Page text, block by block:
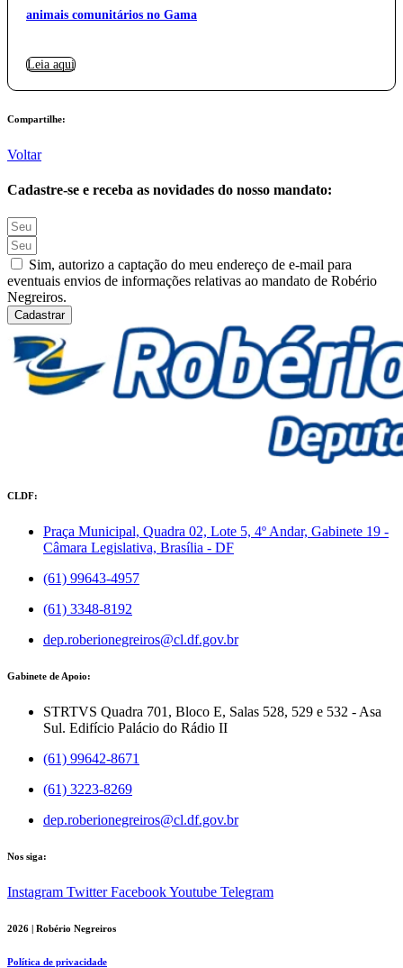
animais comunitários no Gama
Leia aqui
Compartilhe:
Voltar
Cadastre-se e receba as novidades do nosso mandato:
Sim, autorizo a captação do meu endereço de e-mail para
eventuais envios de informações relativas ao mandato de Robério
Negreiros.
Cadastrar
CLDF:
Praça Municipal, Quadra 02, Lote 5, 4º Andar, Gabinete 19 -
Câmara Legislativa, Brasília - DF
(61) 99643-4957
(61) 3348-8192
dep.roberionegreiros@cl.df.gov.br
Gabinete de Apoio:
STRTVS Quadra 701, Bloco E, Salas 528, 529 e 532 - Asa
Sul. Edifício Palácio do Rádio II
(61) 99642-8671
(61) 3223-8269
dep.roberionegreiros@cl.df.gov.br
Nos siga:
Instagram Twitter FacebookYoutube Telegram
2026 | Robério Negreiros
Política de privacidade